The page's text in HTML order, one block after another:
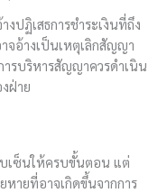
ปฏิเสธการชำระเงินที่ถึง
จอ้างเป็นเหตุเลิกสัญญา
รบริหารสัญญาควรดำเนิน
ฝ่าย
เซ็นให้ครบขั้นตอน แต่
หายที่อาจเกิดขึ้นจากการ